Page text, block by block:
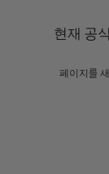
현재 공
페이지를